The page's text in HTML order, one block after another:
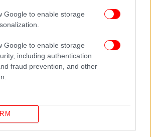
Google to enable storage
Google to enable storage
including authentication
fraud prevention, and other
η ίδια η Χέντρεν και η τότε
καθώς και 150 άγρια ζώα, όπως
ιαγουάροι, λεοπαρδάλεις,
κούγκαρ και τιγρολέοντες από το
κατοικίδιων ζώων. Στην
ότι «Κανένα ζώο δεν